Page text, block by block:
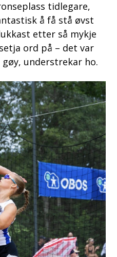
tidlegare,
å få stå øvst
etter så mykje
ord på – det var
understrekar ho.